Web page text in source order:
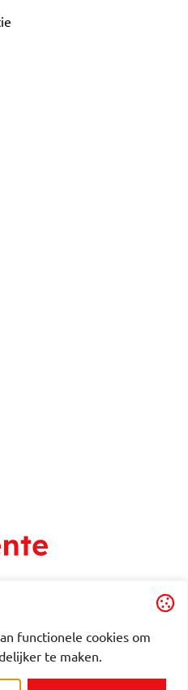
functionele cookies om
te maken.
Facebook
Gouda LinkedIn